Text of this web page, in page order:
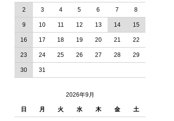
2 3 4 5 6 7 8
9 10 11 12 13 14 15
16 17 18 19 20 21 22
23 24 25 26 27 28 29
30 31
2026年9月
日 月 火 水 木 金 土